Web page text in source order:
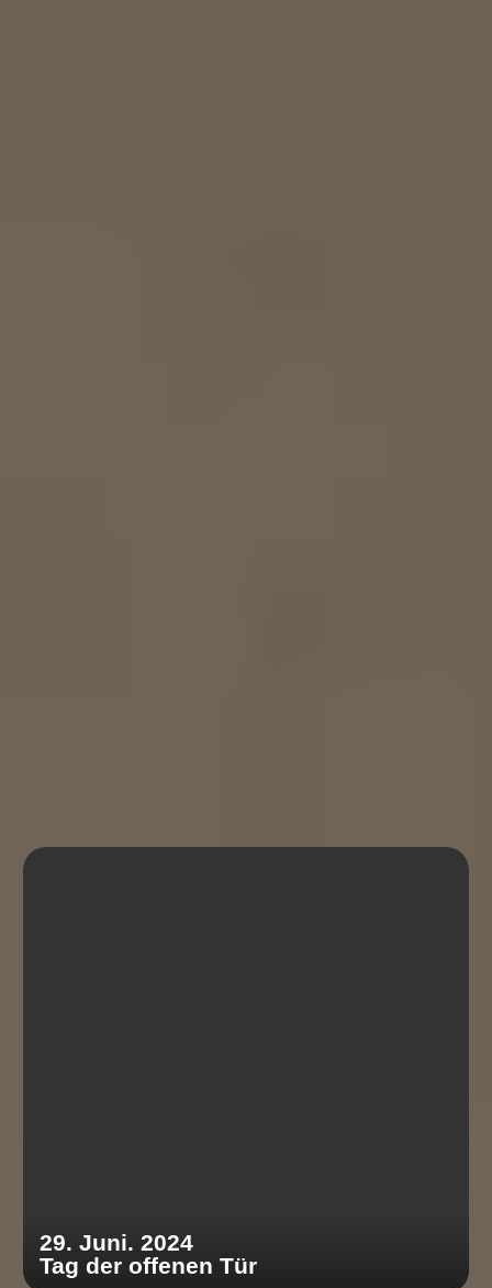
29. Juni. 2024
Tag der offenen Tür